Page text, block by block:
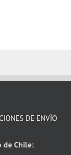
DE ENVÍO
de Chile: